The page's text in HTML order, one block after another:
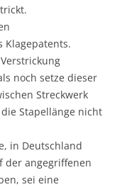
Klagepatents.
noch setze dieser
Streckwerk
Stapellänge nicht
in Deutschland
der angegriffenen
sei eine